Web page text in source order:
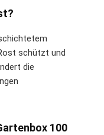
schützt und
die
100